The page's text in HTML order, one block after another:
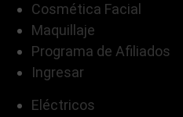
Cosmética Facial
Maquillaje
Programa de Afiliados
Ingresar
Eléctricos